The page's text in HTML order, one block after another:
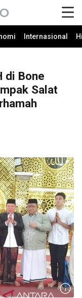
Internasional
di Bone
Salat